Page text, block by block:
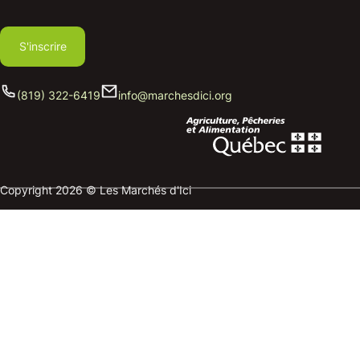
S'inscrire
(819) 322-6419 info@marchesdici.org
Copyright 2026 © Les Marchés d'Ici